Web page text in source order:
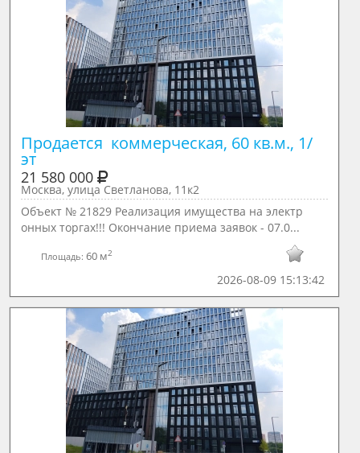
Продается  коммерческая, 60 кв.м., 1/
эт
21 580 000
Москва, улица Светланова, 11к2
Объект № 21829 Реализация имущества на электр
онных торгах!!! Окончание приема заявок - 07.0...
Площадь:60 м2
2026-08-09 15:13:42